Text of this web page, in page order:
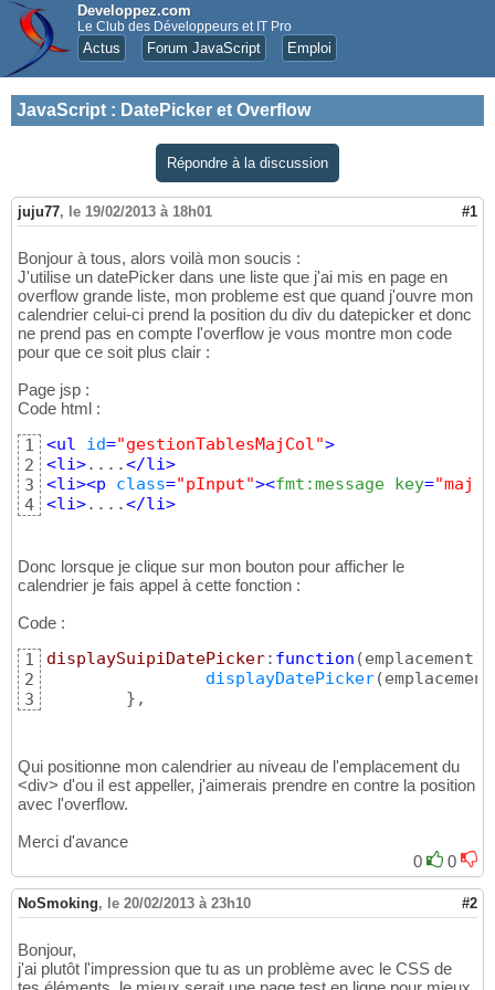
Developpez.com
Le Club des Développeurs et IT Pro
Actus Forum JavaScript Emploi
JavaScript : DatePicker et Overflow
Répondre à la discussion
juju77, le 19/02/2013 à 18h01 #1
Bonjour à tous, alors voilà mon soucis :
J'utilise un datePicker dans une liste que j'ai mis en page en
overflow grande liste, mon probleme est que quand j'ouvre mon
calendrier celui-ci prend la position du div du datepicker et donc
ne prend pas en compte l'overflow je vous montre mon code
pour que ce soit plus clair :
Page jsp :
Code html :
1
2
3
4
<ul id="gestionTablesMajCol">
<li>....</li>
<li><p class="pInput"><fmt:message key=
<li>....</li>
Donc lorsque je clique sur mon bouton pour afficher le
calendrier je fais appel à cette fonction :
Code :
1
2
3
displaySuipiDatePicker: function (emplacement)
displayDatePicker(
} ,
Qui positionne mon calendrier au niveau de l'emplacement du
<div> d'ou il est appeller, j'aimerais prendre en contre la position
avec l'overflow.
Merci d'avance
0
0
NoSmoking, le 20/02/2013 à 23h10 #2
Bonjour,
j'ai plutôt l'impression que tu as un problème avec le CSS de